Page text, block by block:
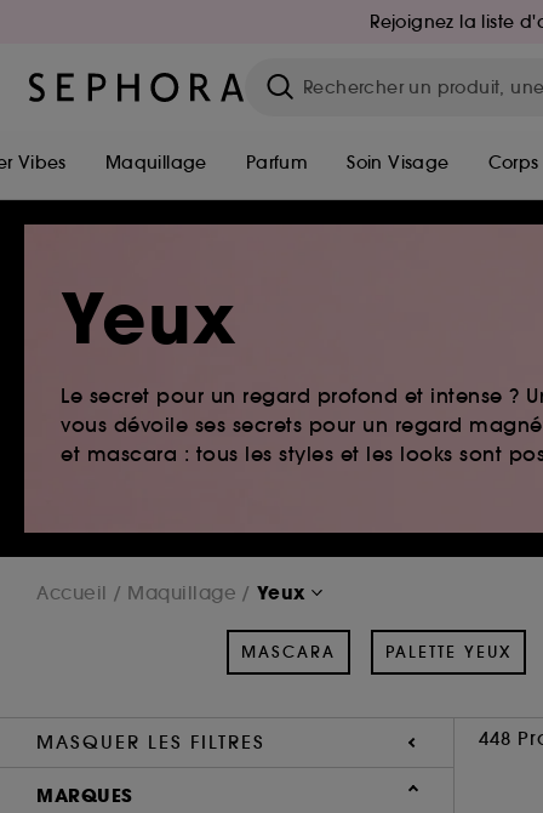
Rejoignez la liste
Vibes Maquillage Parfum Soin Visage Corps
Yeux
Le secret pour un regard profond et intense ?
vous dévoile ses secrets pour un regard
et mascara : tous les styles et les looks sont
Accueil Maquillage Yeux
MASCARA PALETTE YEUX
MASQUER LES FILTRES 448
MARQUES